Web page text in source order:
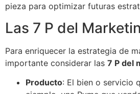
pieza para optimizar futuras
Las 7 P del
Para enriquecer la estrategia de
importante considerar las 7 P del
Producto: El bien o servicio